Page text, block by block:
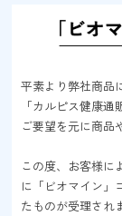
平素より弊社商品
「カルピス健康
ご要望を元に商品
この度、お客様に
に「ビオマイン」
たものが受理され